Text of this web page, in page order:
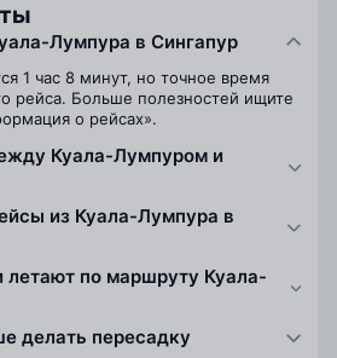
Лумпура в Сингапур
1 час 8 минут, но точное время
рейса. Больше полезностей ищите
о рейсах».
Куала-Лумпуром и
из Куала-Лумпура в
летают по маршруту Куала-
делать пересадку